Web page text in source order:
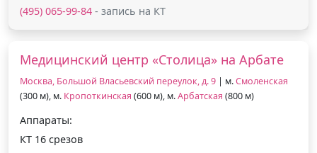
(495) 065-99-84 - запись на КТ
Медицинский центр «Столица» на Арбате
Москва, Большой Власьевский переулок, д. 9 | м.Смоленская
(300 м), м. Кропоткинская (600 м), м.Арбатская (800 м)
Аппараты:
КТ 16 срезов